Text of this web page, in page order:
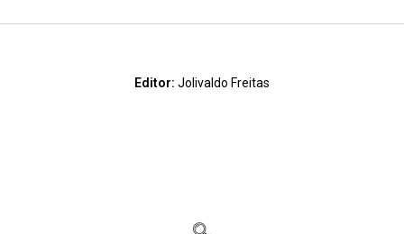
Editor: Jolivaldo Freitas